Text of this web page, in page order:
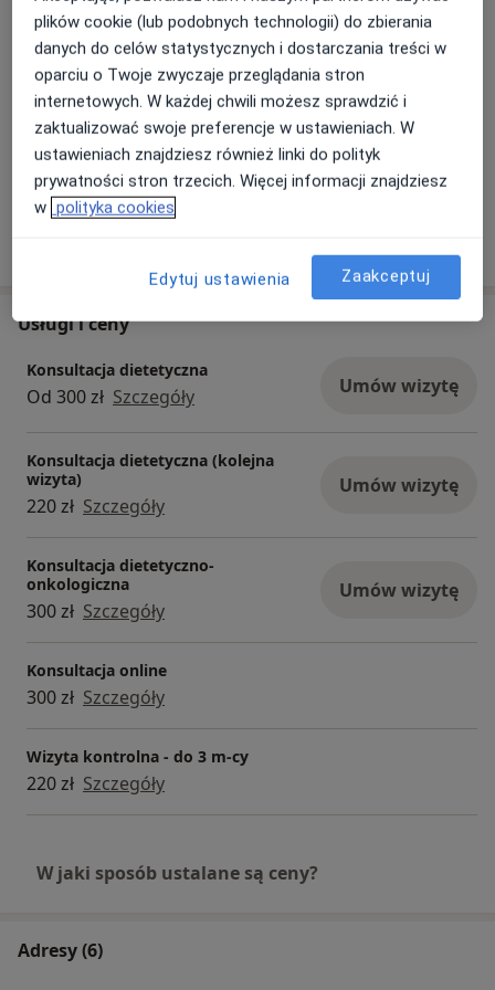
trzustki czy przy wyłonionej stomii).
Współpraca interdyscyplinarna:Po każdej
wizycie przygotowuję kartę kliniczną dla
pacjenta, którą może przedstawić swojemu
lekarzowi prowadzącemu, dbając o pełną
spójność działań dietetycznych z leczeniem
onkologicznym lub chirurgicznym.
Nowotwory Wymioty Biegunka Zaparcia
Pacjenci których przyjmuję
Dorośli (Tylko pod niektórymi adresami)
Rodzaje konsultacji
StacjonarneZobacz lokalizacje (1)
o doświadczeniu
Usługi i ceny
Konsultacja dietetyczna
Od 300 zł Szczegóły Umów wizytę
Konsultacja dietetyczna (kolejna
wizyta)
220 zł Szczegóły
Umów wizytę
Konsultacja dietetyczno-
onkologiczna
300 zł Szczegóły
Umów wizytę
Konsultacja online
300 zł Szczegóły
Wizyta kontrolna - do 3 m-cy
220 zł Szczegóły
W jaki sposób ustalane są ceny?
Adresy (6)
plików cookie (lub podobnych technologii) do zbierania
danych do celów statystycznych i dostarczania treści w
oparciu o Twoje zwyczaje przeglądania stron
internetowych. W każdej chwili możesz sprawdzić i
zaktualizować swoje preferencje w ustawieniach. W
ustawieniach znajdziesz również linki do polityk
prywatności stron trzecich. Więcej informacji znajdziesz
w polityka cookies
Edytuj ustawienia Zaakceptuj